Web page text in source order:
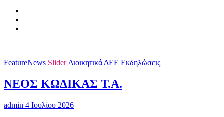
FeatureNews Slider Διοικητικά ΔΕΕ Εκδηλώσεις
ΝΕΟΣ ΚΩΔΙΚΑΣ Τ.Α.
admin 4 Ιουλίου 2026